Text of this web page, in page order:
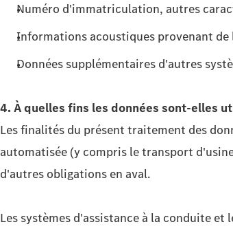
Numéro d'immatriculation, autres
Informations acoustiques provenant
Données supplémentaires d'autres
4. À quelles fins les données sont-elles
Les finalités du présent traitement des
automatisée (y compris le transport
d'autres obligations en aval.
Les systèmes d'assistance à la conduite